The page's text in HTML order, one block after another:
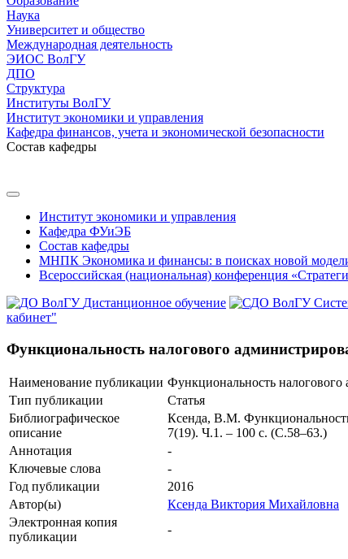
Наука
Университет и общество
Международная деятельность
ЭИОС ВолГУ
ДПО
Структура
Институты ВолГУ
Институт экономики и управления
Кафедра финансов, учета и экономической безопасности
Состав кафедры
Институт экономики и управления
Кафедра ФУиЭБ
Состав кафедры
МНПК Экономика и финансы: в поисках новой
Всероссийская (национальная) конференция
Дистанционное обучение
кабинет"
Функциональность налогового
Наименование публикации Функциональность налогового
Тип публикации
Статья
Библиографическое
описание
Ксенда, В.М.
7(19). Ч.1. – 100 с. (С.58–63.)
Аннотация
-
Ключевые cлова
-
Год публикации
2016
Автор(ы)
Ксенда Виктория Михайловна
Электронная копия
публикации
-